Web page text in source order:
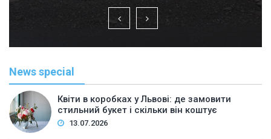
News special
Квіти в коробках у Львові: де замовити
стильний букет і скільки він коштує
13.07.2026